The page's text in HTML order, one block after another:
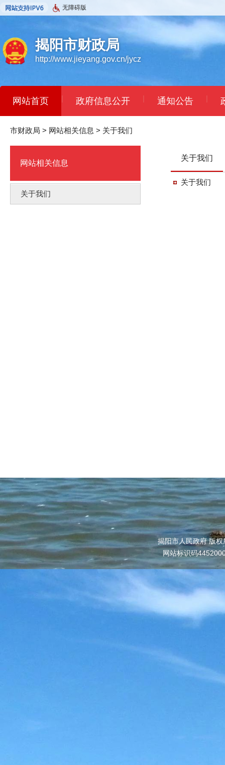
无障碍版
揭阳市财政局
http://www.jieyang.gov.cn/jycz
网站首页 | 政府信息公开 | 通知公告 |
市财政局 > 网站相关信息 > 关于我们
网站相关信息
关于我们
关于我们
关于我们
揭阳市人民政府 版
网站标识码